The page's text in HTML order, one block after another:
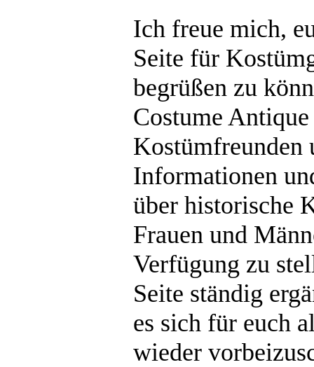
Ich freue mich,
Seite für
begrüßen zu
Costume
Kostümfreunden
Informationen
über historische
Frauen und
Verfügung zu
Seite ständig
es sich für euch
wieder